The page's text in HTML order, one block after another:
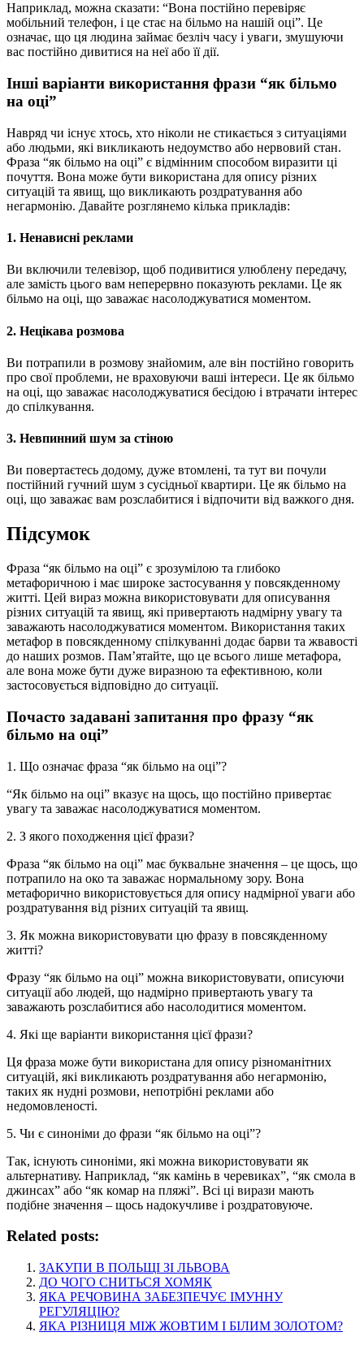
Наприклад, можна сказати: “Вона постійно перевіряє
мобільний телефон, і це стає на більмо на нашій оці”. Це
означає, що ця людина займає безліч часу і уваги, змушуючи
вас постійно дивитися на неї або її дії.
Інші варіанти використання фрази “як більмо
на оці”
Навряд чи існує хтось, хто ніколи не стикається з ситуаціями
або людьми, які викликають недоумство або нервовий стан.
Фраза “як більмо на оці” є відмінним способом виразити ці
почуття. Вона може бути використана для опису різних
ситуацій та явищ, що викликають роздратування або
негармонію. Давайте розглянемо кілька прикладів:
1. Ненависні реклами
Ви включили телевізор, щоб подивитися улюблену передачу,
але замість цього вам неперервно показують реклами. Це як
більмо на оці, що заважає насолоджуватися моментом.
2. Нецікава розмова
Ви потрапили в розмову знайомим, але він постійно говорить
про свої проблеми, не враховуючи ваші інтереси. Це як більмо
на оці, що заважає насолоджуватися бесідою і втрачати інтерес
до спілкування.
3. Невпинний шум за стіною
Ви повертаєтесь додому, дуже втомлені, та тут ви почули
постійний гучний шум з сусідньої квартири. Це як більмо на
оці, що заважає вам розслабитися і відпочити від важкого дня.
Підсумок
Фраза “як більмо на оці” є зрозумілою та глибоко
метафоричною і має широке застосування у повсякденному
житті. Цей вираз можна використовувати для описування
різних ситуацій та явищ, які привертають надмірну увагу та
заважають насолоджуватися моментом. Використання таких
метафор в повсякденному спілкуванні додає барви та жвавості
до наших розмов. Пам’ятайте, що це всього лише метафора,
але вона може бути дуже виразною та ефективною, коли
застосовується відповідно до ситуації.
Почасто задавані запитання про фразу “як
більмо на оці”
1. Що означає фраза “як більмо на оці”?
“Як більмо на оці” вказує на щось, що постійно привертає
увагу та заважає насолоджуватися моментом.
2. З якого походження цієї фрази?
Фраза “як більмо на оці” має буквальне значення – це щось, що
потрапило на око та заважає нормальному зору. Вона
метафорично використовується для опису надмірної уваги або
роздратування від різних ситуацій та явищ.
3. Як можна використовувати цю фразу в повсякденному
житті?
Фразу “як більмо на оці” можна використовувати, описуючи
ситуації або людей, що надмірно привертають увагу та
заважають розслабитися або насолодитися моментом.
4. Які ще варіанти використання цієї фрази?
Ця фраза може бути використана для опису різноманітних
ситуацій, які викликають роздратування або негармонію,
таких як нудні розмови, непотрібні реклами або
недомовленості.
5. Чи є синоніми до фрази “як більмо на оці”?
Так, існують синоніми, які можна використовувати як
альтернативу. Наприклад, “як камінь в черевиках”, “як смола в
джинсах” або “як комар на пляжі”. Всі ці вирази мають
подібне значення – щось надокучливе і роздратовуюче.
Related posts:
ЗАКУПИ В ПОЛЬЩІ ЗІ ЛЬВОВА
ДО ЧОГО СНИТЬСЯ ХОМЯК
ЯКА РЕЧОВИНА ЗАБЕЗПЕЧУЄ ІМУННУ
РЕГУЛЯЦІЮ?
ЯКА РІЗНИЦЯ МІЖ ЖОВТИМ І БІЛИМ ЗОЛОТОМ?